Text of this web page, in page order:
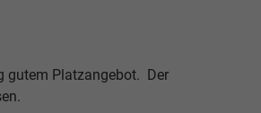
gutem Platzangebot. Der